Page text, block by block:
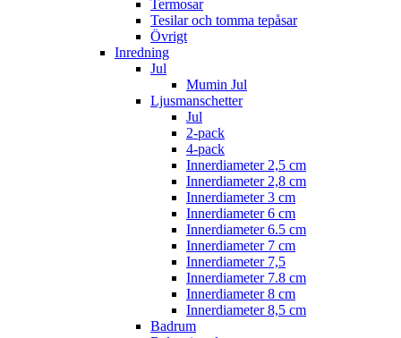
Termosar
Tesilar och tomma tepåsar
Övrigt
Inredning
Jul
Mumin Jul
Ljusmanschetter
Jul
2-pack
4-pack
Innerdiameter 2,5 cm
Innerdiameter 2,8 cm
Innerdiameter 3 cm
Innerdiameter 6 cm
Innerdiameter 6.5 cm
Innerdiameter 7 cm
Innerdiameter 7,5
Innerdiameter 7.8 cm
Innerdiameter 8 cm
Innerdiameter 8,5 cm
Badrum